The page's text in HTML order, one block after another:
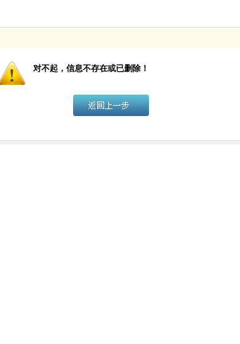
对不起，信息不存在或已删除！